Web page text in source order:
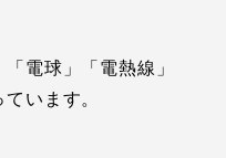
電球」「電熱線」
います。